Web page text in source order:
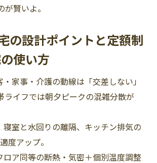
賢いよ。
の設計ポイントと定額制
使い方
家事・介護の動線は「交差しない」
ライフでは朝夕ピークの混雑分散が
寝室と水回りの離隔、キッチン排気の
度アップ。
ロア同等の断熱・気密＋個別温度調整